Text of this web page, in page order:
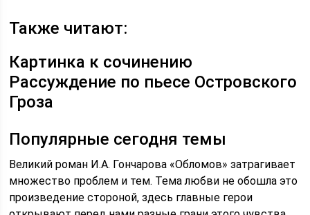
Также читают:
Картинка к сочинению
Рассуждение по пьесе Островского
Гроза
Популярные сегодня темы
Великий роман И.А. Гончарова «Обломов» затрагивает
множество проблем и тем. Тема любви не обошла это
произведение стороной, здесь главные герои